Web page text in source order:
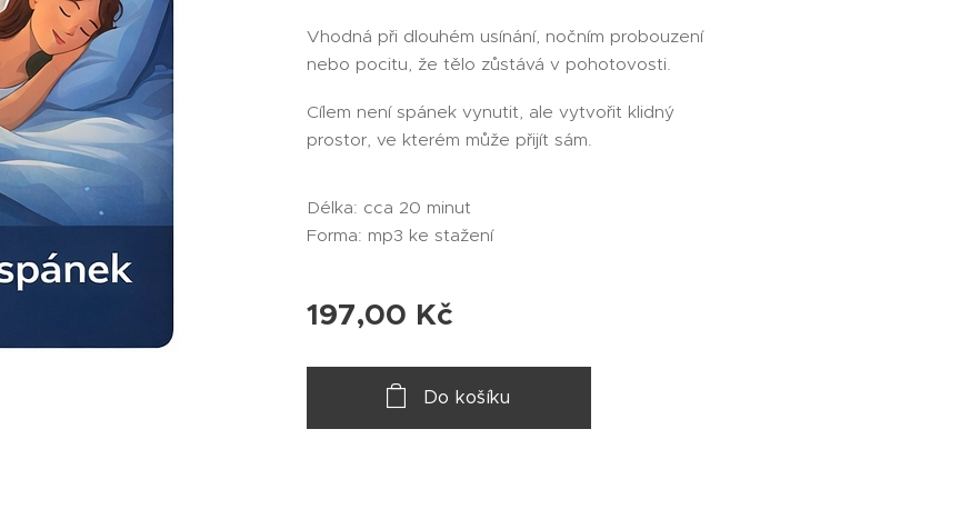
Vhodná při dlouhém usínání, nočním probouzení
nebo pocitu, že tělo zůstává v pohotovosti.
Cílem není spánek vynutit, ale vytvořit klidný
prostor, ve kterém může přijít sám.
Délka: cca 20 minut
Forma: mp3 ke stažení
197,00 Kč
Do košíku